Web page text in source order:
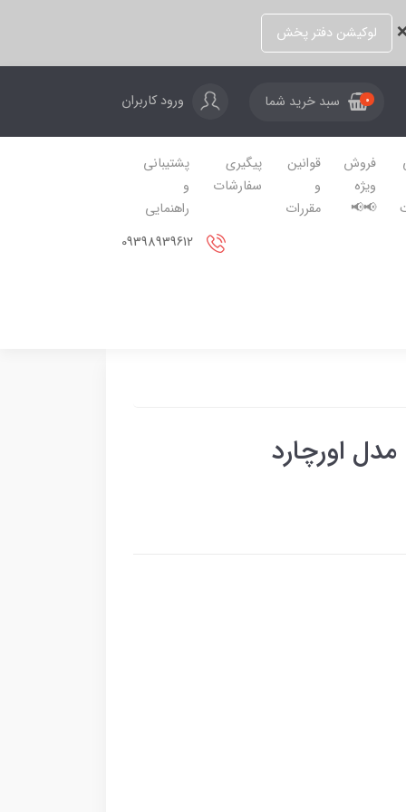
لوکیشن دفتر پخش
0 سبد خرید شما ورود کاربران
فروش
ویژه
📢📢
قوانین
و
مقررات
پیگیری
سفارشات
پشتیبانی
و
راهنمایی
اورچارد